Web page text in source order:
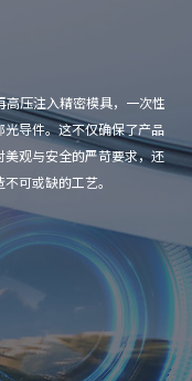
高压注入精密模具，一次性
导件。这不仅确保了产品
观与安全的严苛要求，还
可或缺的工艺。
间